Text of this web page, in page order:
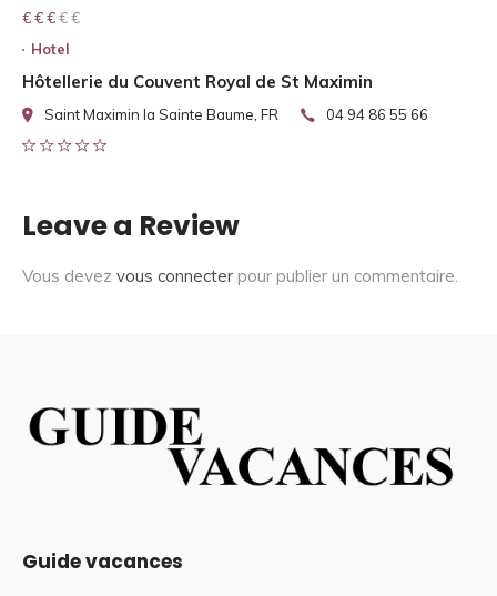
€ € € € €
€ € €
Hotel
Hôtellerie du Couvent Royal de St Maximin
Saint Maximin la Sainte Baume, FR 04 94 86 55 66
Leave a Review
Vous devez vous connecter pour publier un commentaire.
Guide vacances